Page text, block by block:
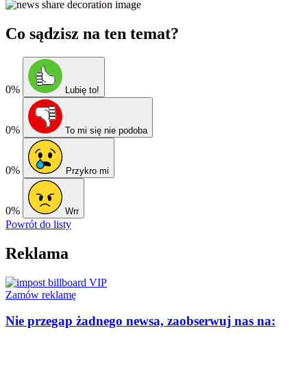
Co sądzisz na ten temat?
0% Lubię to!
0% To mi się nie podoba
0% Przykro mi
0% Wrr
Powrót do listy
Reklama
Zamów reklamę
Nie przegap żadnego newsa, zaobserwuj nas na: